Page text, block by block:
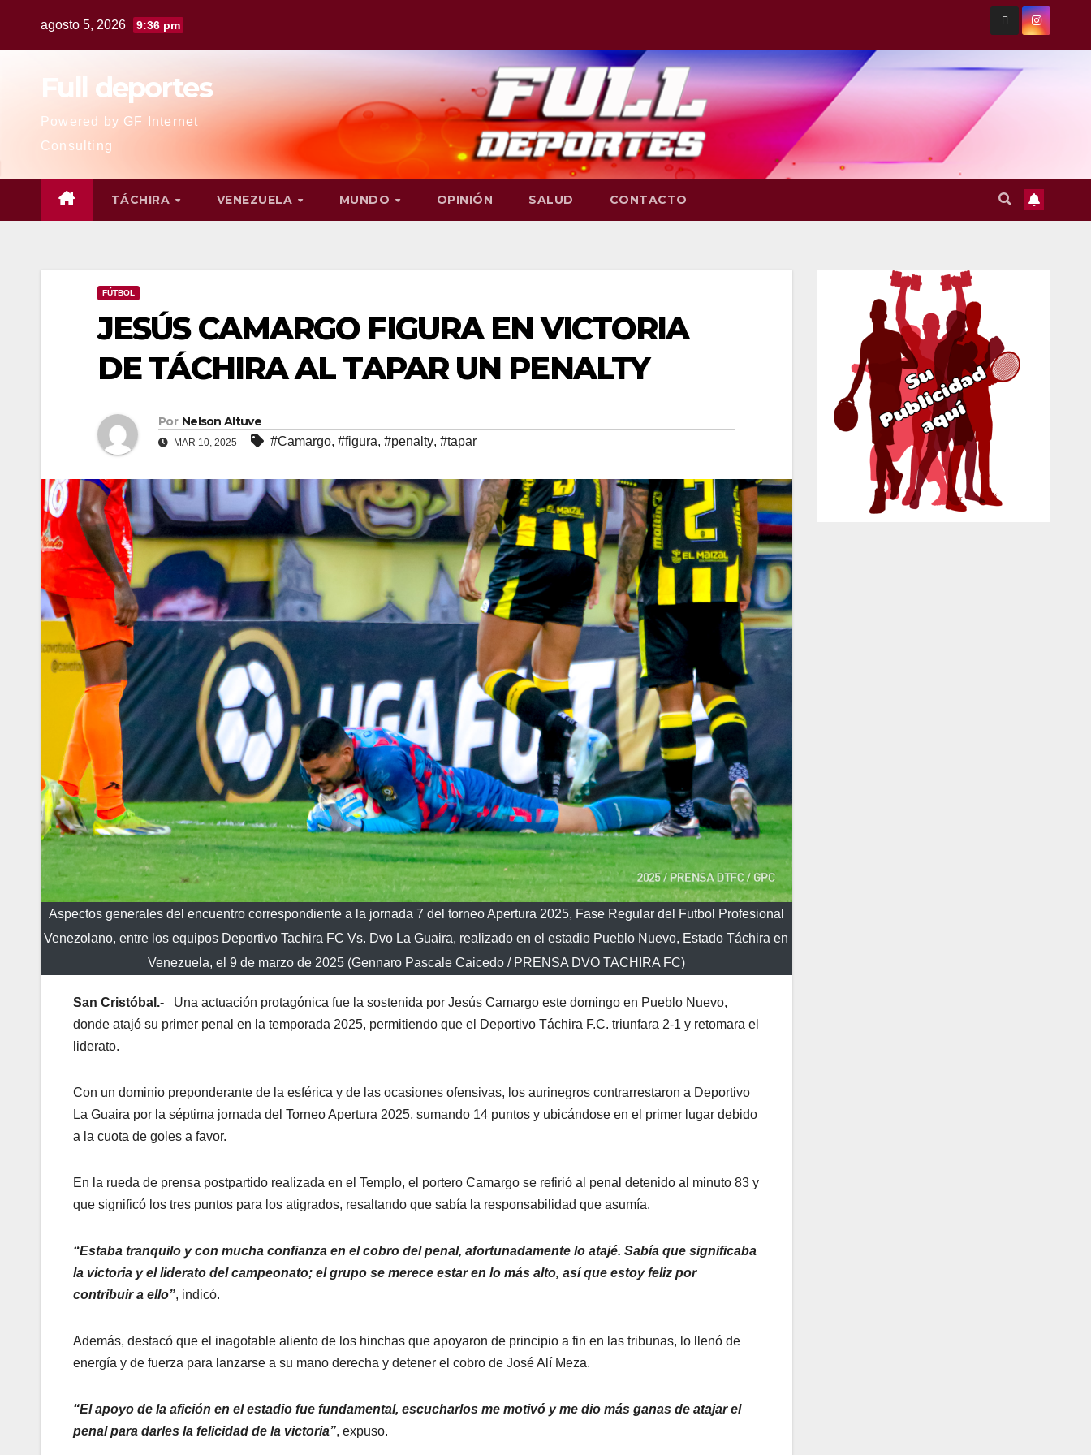
agosto 5, 2026 9:36 pm
Full deportes
Powered by GF Internet
Consulting
TÁCHIRA VENEZUELA MUNDO OPINIÓN SALUD CONTACTO
FÚTBOL
JESÚS CAMARGO FIGURA EN VICTORIA
DE TÁCHIRA AL TAPAR UN PENALTY
Por Nelson Altuve
MAR 10, 2025 #Camargo, #figura, #penalty, #tapar
Aspectos generales del encuentro correspondiente a la jornada 7 del torneo Apertura 2025, Fase Regular del Futbol Profesional
Venezolano, entre los equipos Deportivo Tachira FC Vs. Dvo La Guaira, realizado en el estadio Pueblo Nuevo, Estado Táchira en
Venezuela, el 9 de marzo de 2025 (Gennaro Pascale Caicedo / PRENSA DVO TACHIRA FC)
San Cristóbal.-
Una actuación protagónica fue la sostenida por Jesús Camargo este domingo en Pueblo Nuevo,
donde atajó su primer penal en la temporada 2025, permitiendo que el Deportivo Táchira F.C. triunfara 2-1 y retomara el
liderato.
Con un dominio preponderante de la esférica y de las ocasiones ofensivas, los aurinegros contrarrestaron a Deportivo
La Guaira por la séptima jornada del Torneo Apertura 2025, sumando 14 puntos y ubicándose en el primer lugar debido
a la cuota de goles a favor.
En la rueda de prensa postpartido realizada en el Templo, el portero Camargo se refirió al penal detenido al minuto 83 y
que significó los tres puntos para los atigrados, resaltando que sabía la responsabilidad que asumía.
“Estaba tranquilo y con mucha confianza en el cobro del penal, afortunadamente lo atajé. Sabía que significaba
la victoria y el liderato del campeonato; el grupo se merece estar en lo más alto, así que estoy feliz por
contribuir a ello”, indicó.
Además, destacó que el inagotable aliento de los hinchas que apoyaron de principio a fin en las tribunas, lo llenó de
energía y de fuerza para lanzarse a su mano derecha y detener el cobro de José Alí Meza.
“El apoyo de la afición en el estadio fue fundamental, escucharlos me motivó y me dio más ganas de atajar el
penal para darles la felicidad de la victoria”, expuso.